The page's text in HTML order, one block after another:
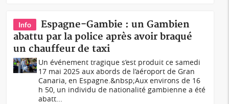
Info
Espagne-Gambie : un Gambien
abattu par la police après avoir braqué
un chauffeur de taxi
Un événement tragique s’est produit ce samedi
17 mai 2025 aux abords de l’aéroport de Gran
Canaria, en Espagne.&nbsp;Aux environs de 16
h 50, un individu de nationalité gambienne a été
abatt...